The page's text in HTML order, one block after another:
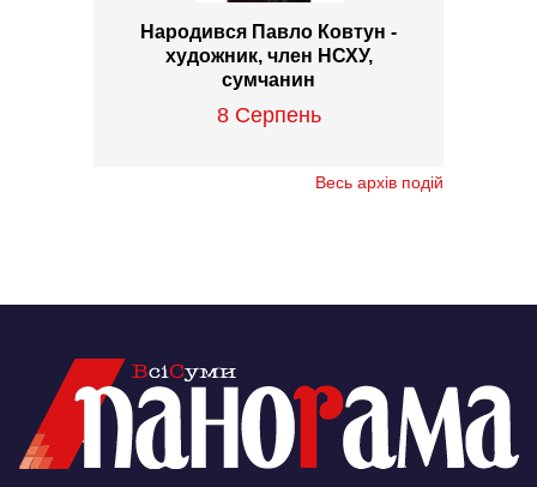
Народився Павло Ковтун -
художник, член НСХУ,
сумчанин
8 Серпень
Весь архів подій